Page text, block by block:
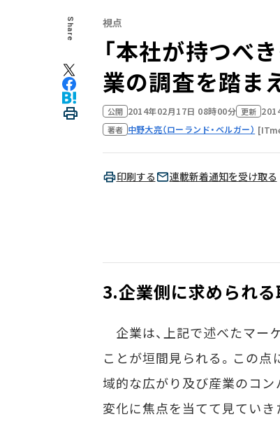
Share 視点
「本社が持つべ
業の調査を踏ま
公開 2014年02月17日 08時00分 更新
著者 中野大亮（ローランド・ベルガー）
印刷する 連載新着通知を受け取る
3.企業側に求められ
企業は、上記で述べたマー
ことが垣間見られる。この点
域的な広がり及び産業のコ
変化に焦点を当てて見ていき